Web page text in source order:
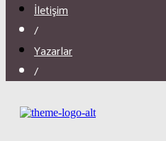
İletişim
/
Yazarlar
/